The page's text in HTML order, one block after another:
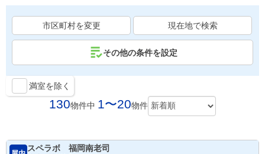
市区町村を変更 現在地で検索
その他の条件を設定
満室を除く
130物件中 1〜20物件
スペラボ 福岡南老司